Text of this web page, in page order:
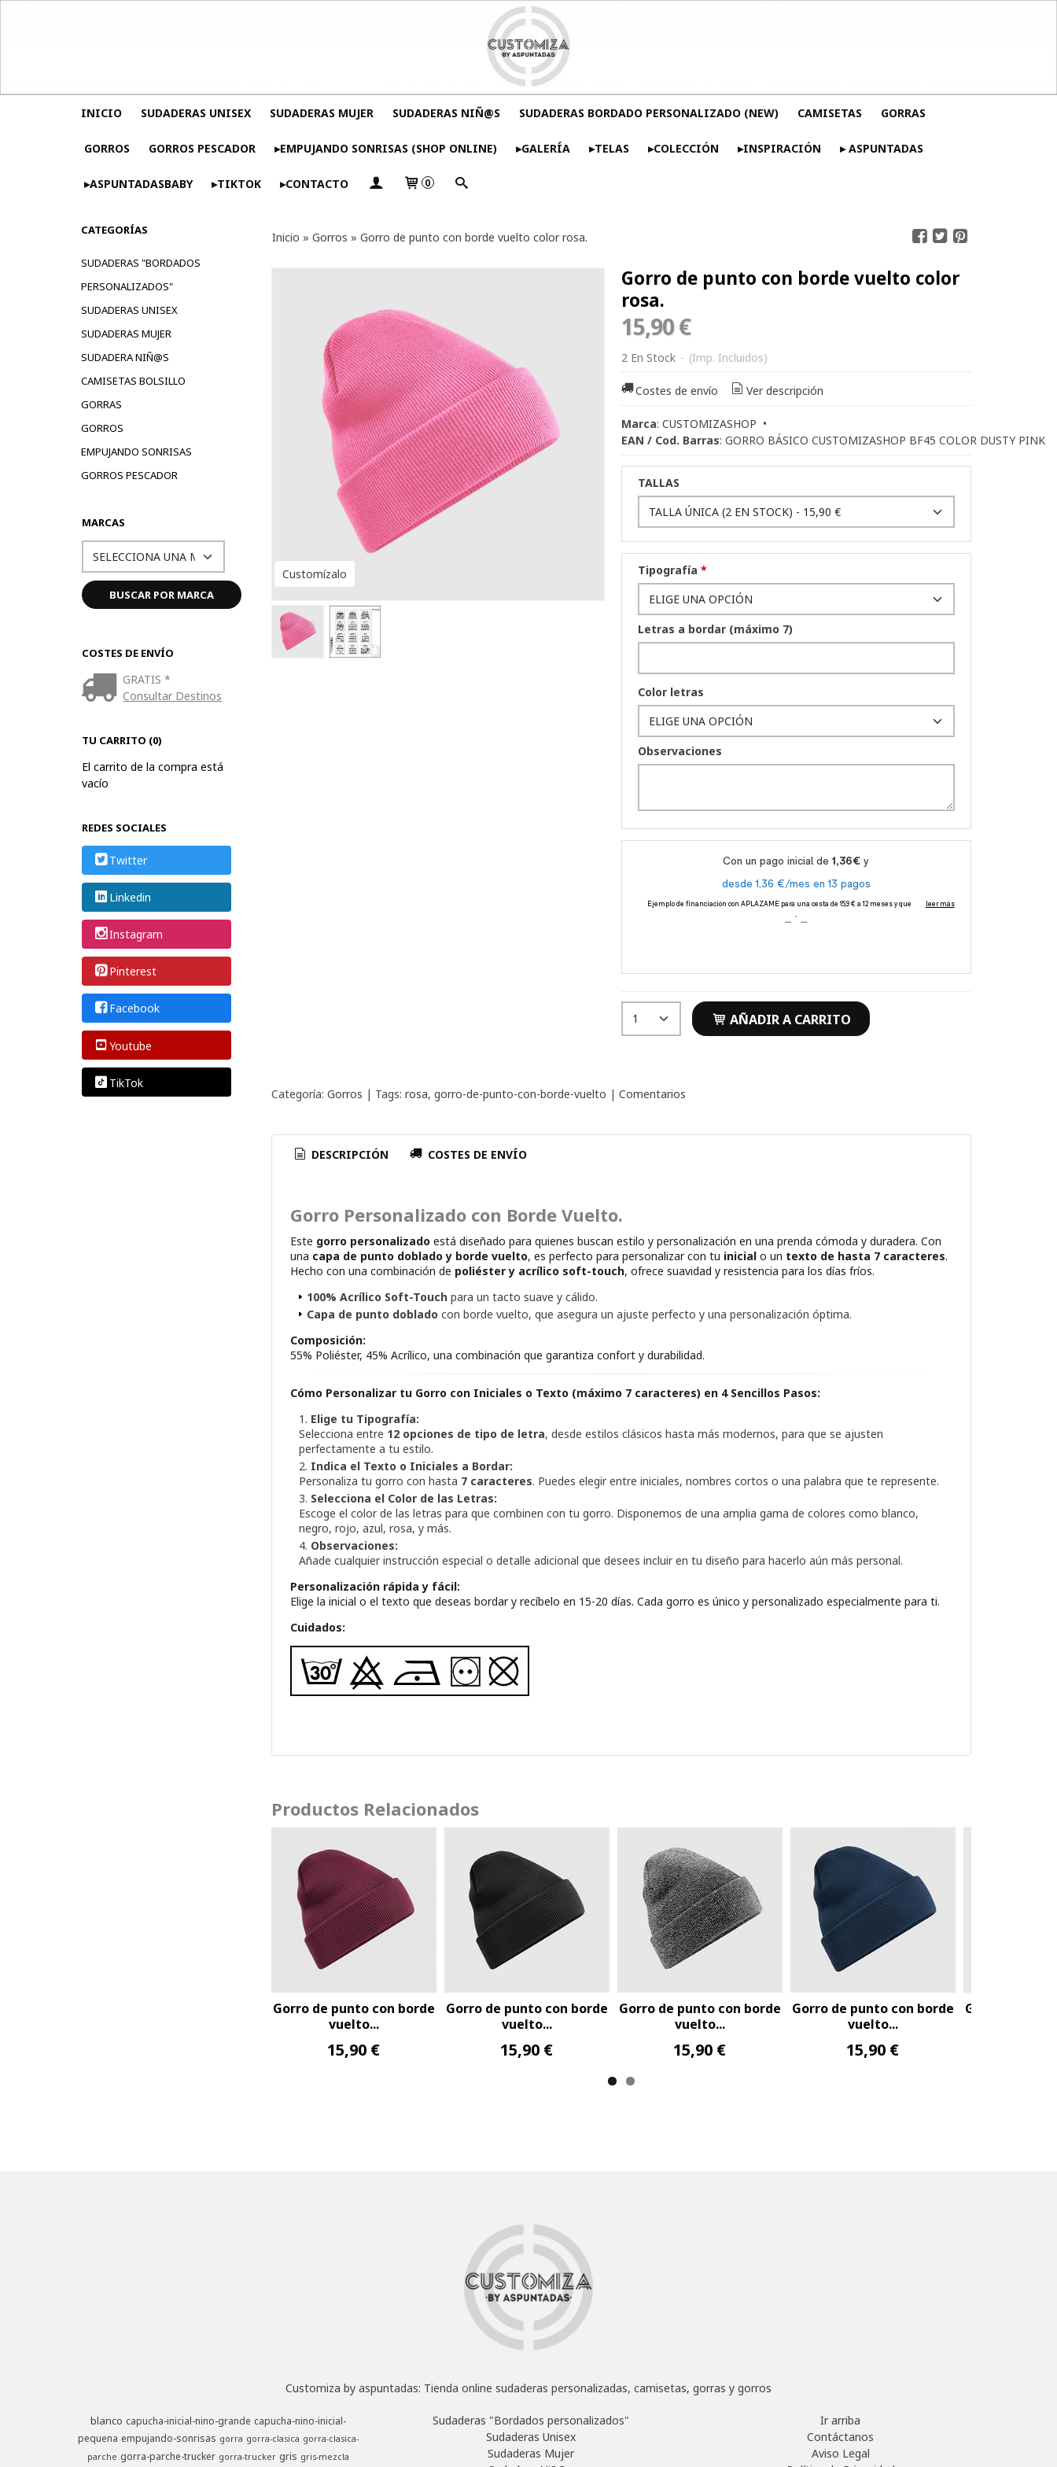
INICIO SUDADERAS UNISEX SUDADERAS MUJER SUDADERAS NIÑ@S SUDADERAS BORDADO PERSONALIZADO (NEW) CAMISETAS GORRAS
GORROS GORROS PESCADOR ▸EMPUJANDO SONRISAS (SHOP ONLINE) ▸GALERÍA ▸TELAS ▸COLECCIÓN ▸INSPIRACIÓN ▸ ASPUNTADAS
▸ASPUNTADASBABY ▸TIKTOK ▸CONTACTO 0
CATEGORÍAS
SUDADERAS "BORDADOS
PERSONALIZADOS"
SUDADERAS UNISEX
SUDADERAS MUJER
SUDADERA NIÑ@S
CAMISETAS BOLSILLO
GORRAS
GORROS
EMPUJANDO SONRISAS
GORROS PESCADOR
MARCAS
COSTES DE ENVÍO
GRATIS *
Consultar Destinos
TU CARRITO (0)
El carrito de la compra está
vacío
REDES SOCIALES
Twitter
Linkedin
Instagram
Pinterest
Facebook
Youtube
TikTok
Inicio » Gorros » Gorro de punto con borde vuelto color rosa.
Customízalo
Gorro de punto con borde vuelto color
rosa.
15,90 €
2 En Stock - (Imp. Incluidos)
Costes de envío Ver descripción
Marca: CUSTOMIZASHOP •
EAN / Cod. Barras: GORRO BÁSICO CUSTOMIZASHOP BF45 COLOR DUSTY PINK
TALLAS
Tipografía *
Letras a bordar (máximo 7)
Color letras
Observaciones
AÑADIR A CARRITO
Categoría: Gorros | Tags: rosa gorro-de-punto-con-borde-vuelto | Comentarios
DESCRIPCIÓN COSTES DE ENVÍO
Gorro Personalizado con Borde Vuelto.
Este gorro personalizado está diseñado para quienes buscan estilo y personalización en una prenda cómoda y duradera. Con
una capa de punto doblado y borde vuelto, es perfecto para personalizar con tu inicial o un texto de hasta 7 caracteres.
Hecho con una combinación de poliéster y acrílico soft-touch, ofrece suavidad y resistencia para los días fríos.
100% Acrílico Soft-Touch para un tacto suave y cálido.
Capa de punto doblado con borde vuelto, que asegura un ajuste perfecto y una personalización óptima.
Composición:
55% Poliéster, 45% Acrílico, una combinación que garantiza confort y durabilidad.
Cómo Personalizar tu Gorro con Iniciales o Texto (máximo 7 caracteres) en 4 Sencillos Pasos:
Elige tu Tipografía:
Selecciona entre 12 opciones de tipo de letra, desde estilos clásicos hasta más modernos, para que se ajusten
perfectamente a tu estilo.
Indica el Texto o Iniciales a Bordar:
Personaliza tu gorro con hasta 7 caracteres. Puedes elegir entre iniciales, nombres cortos o una palabra que te represente.
Selecciona el Color de las Letras:
Escoge el color de las letras para que combinen con tu gorro. Disponemos de una amplia gama de colores como blanco,
negro, rojo, azul, rosa, y más.
Observaciones:
Añade cualquier instrucción especial o detalle adicional que desees incluir en tu diseño para hacerlo aún más personal.
Personalización rápida y fácil:
Elige la inicial o el texto que deseas bordar y recíbelo en 15-20 días. Cada gorro es único y personalizado especialmente para ti.
Cuidados:
Productos Relacionados
Gorro de punto con borde
Gorro de punto con borde
vuelto...
15,90 €
Gorro de punto con borde
vuelto...
15,90 €
Gorro de punto con borde
vuelto...
15,90 €
Gorro de punto con borde
vuelto...
15,90 €
Customiza by aspuntadas: Tienda online sudaderas personalizadas, camisetas, gorras y gorros
blanco capucha-inicial-nino-grande capucha-nino-inicial-
pequena empujando-sonrisas gorra gorra-clasica gorra-clasica-
parche gorra-parche-trucker gorra-trucker gris gris-mezcla
Sudaderas "Bordados personalizados"
Sudaderas Unisex
Sudaderas Mujer
Ir arriba
Contáctanos
Aviso Legal